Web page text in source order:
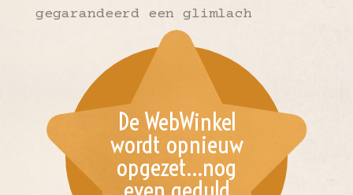
gegarandeerd een glimlach
De WebWinkel
wordt opnieuw
opgezet…nog